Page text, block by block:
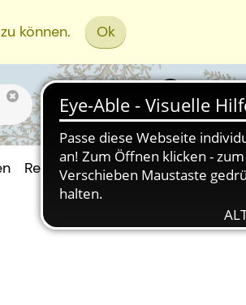
können. Ok
Rezept Einreichen